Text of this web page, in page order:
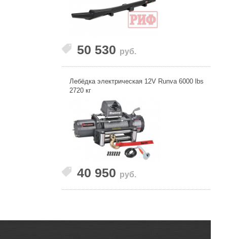
50 530 руб.
Лебёдка электрическая 12V Runva 6000 lbs
2720 кг
40 950 руб.